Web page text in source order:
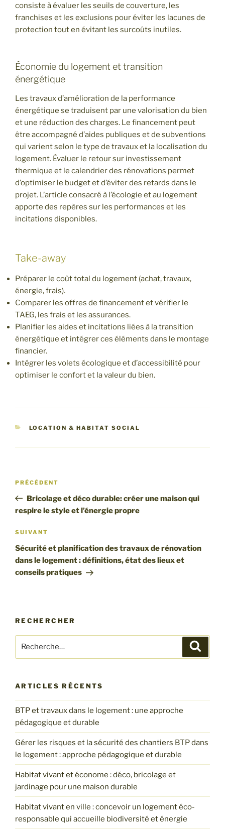
consiste à évaluer les seuils de couverture, les
franchises et les exclusions pour éviter les lacunes de
protection tout en évitant les surcoûts inutiles.
Économie du logement et transition
énergétique
Les travaux d’amélioration de la performance
énergétique se traduisent par une valorisation du bien
et une réduction des charges. Le financement peut
être accompagné d’aides publiques et de subventions
qui varient selon le type de travaux et la localisation du
logement. Évaluer le retour sur investissement
thermique et le calendrier des rénovations permet
d’optimiser le budget et d’éviter des retards dans le
projet. L’article consacré à l’écologie et au logement
apporte des repères sur les performances et les
incitations disponibles.
Take-away
Préparer le coût total du logement (achat, travaux,
énergie, frais).
Comparer les offres de financement et vérifier le
TAEG, les frais et les assurances.
Planifier les aides et incitations liées à la transition
énergétique et intégrer ces éléments dans le montage
financier.
Intégrer les volets écologique et d’accessibilité pour
optimiser le confort et la valeur du bien.
CATÉGORIES
LOCATION & HABITAT SOCIAL
Navigation
l’article
Article
précédent
PRÉCÉDENT
Bricolage et déco durable: créer une maison qui
respire le style et l’énergie propre
Article
suivant
SUIVANT
Sécurité et planification des travaux de rénovation
dans le logement : définitions, état des lieux et
conseils pratiques
RECHERCHER
pour
ARTICLES RÉCENTS
BTP et travaux dans le logement : une approche
pédagogique et durable
Gérer les risques et la sécurité des chantiers BTP dans
le logement : approche pédagogique et durable
Habitat vivant et économe : déco, bricolage et
jardinage pour une maison durable
Habitat vivant en ville : concevoir un logement éco-
responsable qui accueille biodiversité et énergie